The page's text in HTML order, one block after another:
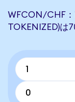
WFCON/CHF：
TOKENIZED)は